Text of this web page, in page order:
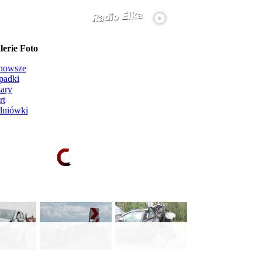
Foto
więcej...